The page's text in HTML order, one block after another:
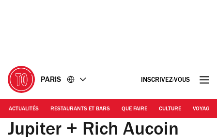
PARIS INSCRIVEZ-VOUS
ACTUALITÉS RESTAURANTS ET BARS QUE FAIRE CULTURE VOYAGE
Jupiter + Rich Aucoin